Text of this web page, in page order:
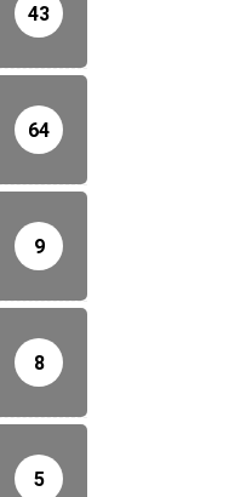
43
64
9
8
5